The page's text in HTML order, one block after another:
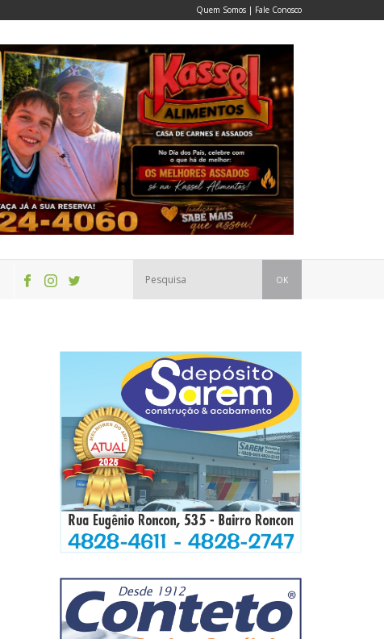
Quem Somos | Fale Conosco
OK